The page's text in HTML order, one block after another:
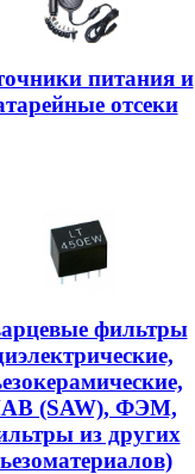
питания и
отсеки
фильтры
(SAW), ФЭМ,
из других